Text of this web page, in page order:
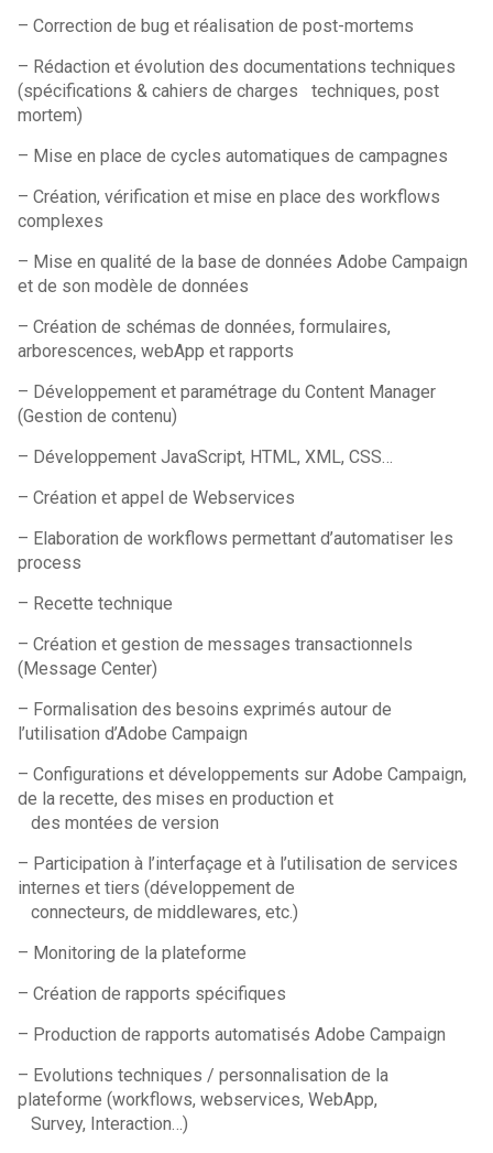
– Correction de bug et réalisation de post-mortems
– Rédaction et évolution des documentations techniques
(spécifications & cahiers de charges techniques, post
mortem)
– Mise en place de cycles automatiques de campagnes
– Création, vérification et mise en place des workflows
complexes
– Mise en qualité de la base de données Adobe Campaign
et de son modèle de données
– Création de schémas de données, formulaires,
arborescences, webApp et rapports
– Développement et paramétrage du Content Manager
(Gestion de contenu)
– Développement JavaScript, HTML, XML, CSS…
– Création et appel de Webservices
– Elaboration de workflows permettant d’automatiser les
process
– Recette technique
– Création et gestion de messages transactionnels
(Message Center)
– Formalisation des besoins exprimés autour de
l’utilisation d’Adobe Campaign
– Configurations et développements sur Adobe Campaign,
de la recette, des mises en production et
des montées de version
– Participation à l’interfaçage et à l’utilisation de services
internes et tiers (développement de
connecteurs, de middlewares, etc.)
– Monitoring de la plateforme
– Création de rapports spécifiques
– Production de rapports automatisés Adobe Campaign
– Evolutions techniques / personnalisation de la
plateforme (workflows, webservices, WebApp,
Survey, Interaction…)